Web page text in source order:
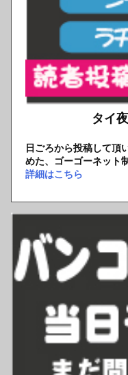
タイ
日ごろから投稿して頂
めた、ゴーゴーネット
詳細はこちら